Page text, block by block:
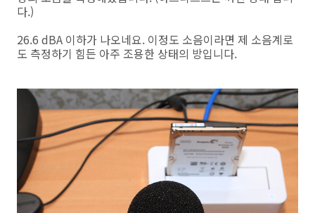
다.)
26.6 dBA 이하가 나오네요. 이정도 소음이라면 제 소음계로
도 측정하기 힘든 아주 조용한 상태의 방입니다.